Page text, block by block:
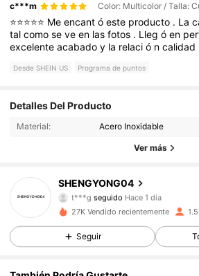
c***m
⭐⭐⭐⭐⭐ Meencantóeste producto . La
talcomoseveen lasfotos . Llegóen
excelenteacabadoy la relació ncalidad
Desde SHEIN US Programa de puntos
Detalles Del Producto
Material: Acero Inoxidable
Ver más
SHENGYONG04
4.63 529 Seguidores
t***g seguido Hace 1 día
529 Seguidores
4.63 529 Seguidores
4.63 529 Seguidores
27K Vendido recientemente
Seguir